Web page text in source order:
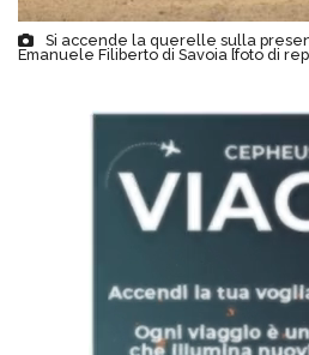
Si accende la querelle sulla
Emanuele Filiberto di Savoia [foto di